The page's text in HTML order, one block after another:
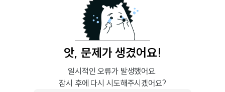
앗, 문제가 생겼어요!
일시적인 오류가 발생했어요.
잠시 후에 다시 시도해주시겠어요?